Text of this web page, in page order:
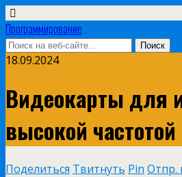
Программирование
18.09.2024
Видеокарты для
высокой
Поделиться Твитнуть Pin Отпр.